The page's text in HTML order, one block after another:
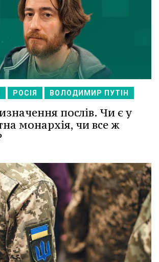
РОСІЯ ВОЛОДИМИР ПУТІН
послів. Чи є у
монархія, чи все ж